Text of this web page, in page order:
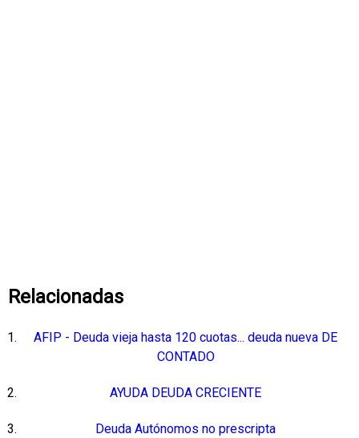
Relacionadas
AFIP - Deuda vieja hasta 120 cuotas... deuda nueva DE
CONTADO
AYUDA DEUDA CRECIENTE
Deuda Autónomos no prescripta